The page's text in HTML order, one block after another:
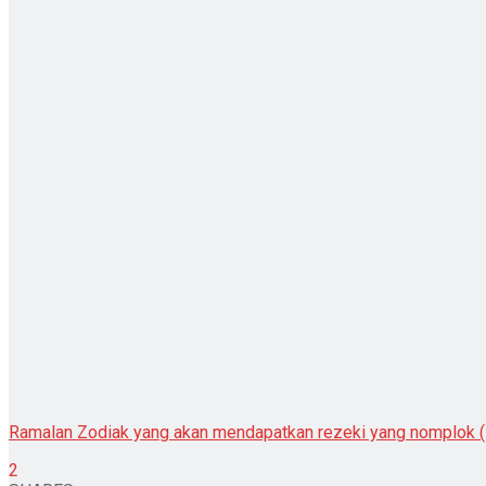
Ramalan Zodiak yang akan mendapatkan rezeki yang nomplok
2